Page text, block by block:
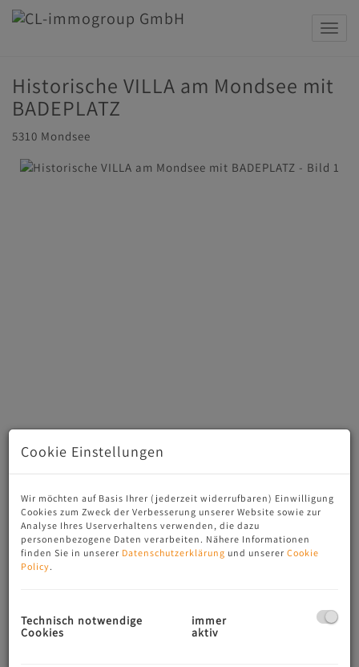
Historische VILLA am Mondsee mit
BADEPLATZ
5310 Mondsee
Beschreibung
geschichtsträchtig!
Cookie Einstellungen
Wir möchten auf Basis Ihrer (jederzeit widerrufbaren) Einwilligung
Cookies zum Zweck der Verbesserung unserer Website sowie zur
Analyse Ihres Userverhaltens verwenden, die dazu
personenbezogene Daten verarbeiten. Nähere Informationen
finden Sie in unserer Datenschutzerklärung und unserer Cookie
Policy.
Technisch notwendige
Cookies
immer
aktiv